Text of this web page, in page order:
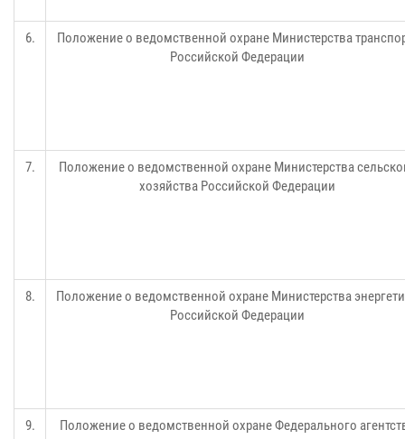
6.
Положение о ведомственной охране Министерства
Российской Федерации
7.
Положение о ведомственной охране Министерства
хозяйства Российской Федерации
8.
Положение о ведомственной охране Министерства
Российской Федерации
9.
Положение о ведомственной охране Федерального